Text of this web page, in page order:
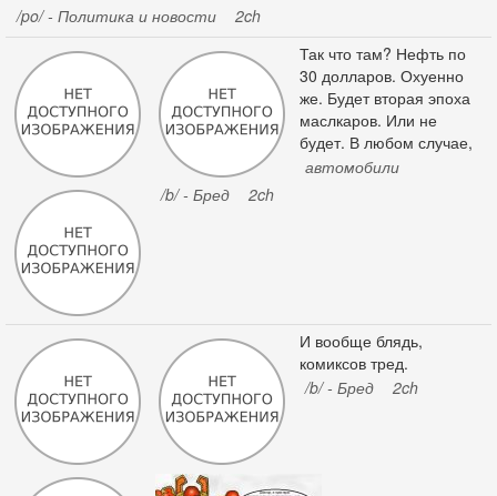
/po/ - Политика и новости
2ch
Так что там? Нефть по
30 долларов. Охуенно
же. Будет вторая эпоха
маслкаров. Или не
будет. В любом случае,
МАСЛКАРОВ ТРЕД
избыточной мощности и
конском расходе. Начну
с машины на которую
надрачиваю сам уже
автомобили
/b/ - Бред
2ch
И вообще блядь,
комиксов тред.
/b/ - Бред
2ch